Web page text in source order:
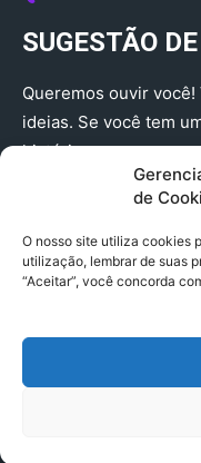
de
O nosso site utiliza cookies
utilização, lembrar de suas
“Aceitar”, você concorda
SUGESTÃO
Queremos ouvir você!
ideias. Se você tem
história que merece
(91) 98224 - 3111
© 2025 A Província do
Trav. Quintino
2701-